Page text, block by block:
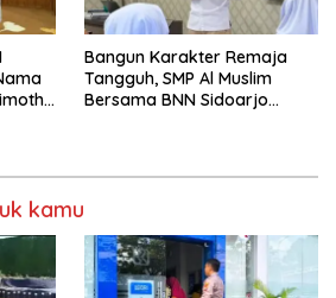
Bangun Karakter Remaja
Tangguh, SMP Al Muslim
Bersama BNN Sidoarjo
kamu